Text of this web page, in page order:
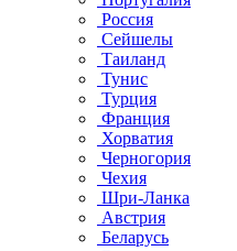
Россия
Сейшелы
Таиланд
Тунис
Турция
Франция
Хорватия
Черногория
Чехия
Шри-Ланка
Австрия
Беларусь